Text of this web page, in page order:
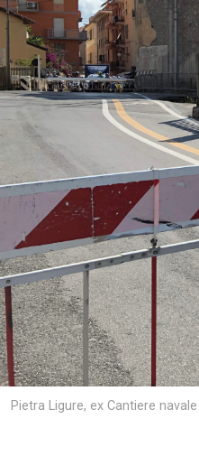
Pietra Ligure, ex Cantiere navale